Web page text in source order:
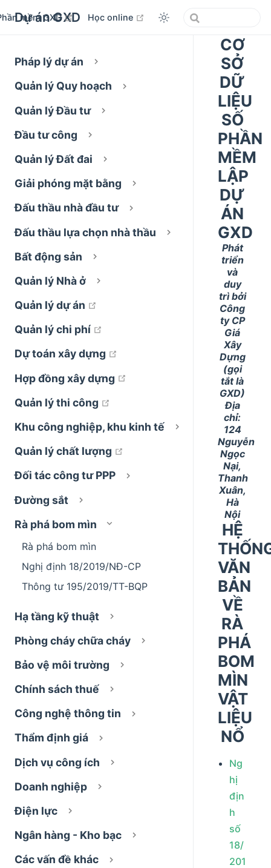
Dự án GXD
mềm GXD open in new window
Học online open in new window
Pháp lý dự án
Quản lý Quy hoạch
Quản lý Đầu tư
Đầu tư công
Quản lý Đất đai
Giải phóng mặt bằng
Đấu thầu nhà đầu tư
Đấu thầu lựa chọn nhà thầu
Bất động sản
Quản lý Nhà ở
Quản lý dự án
Quản lý chi phí
Dự toán xây dựng
open in new window
Hợp đồng xây dựng
open in new window
Quản lý thi công
Khu công nghiệp, khu kinh tế
Quản lý chất lượng
open in new window
Đối tác công tư PPP
Đường sắt
Rà phá bom mìn
Rà phá bom mìn
Nghị định 18/2019/NĐ-CP
Thông tư 195/2019/TT-BQP
Hạ tầng kỹ thuật
Phòng cháy chữa cháy
Bảo vệ môi trường
Chính sách thuế
Công nghệ thông tin
Thẩm định giá
Dịch vụ công ích
Doanh nghiệp
Điện lực
Ngân hàng - Kho bạc
Các vấn đề khác
CƠ
SỞ
DỮ
LIỆU
SỐ
PHẦN
MỀM
LẬP
DỰ
ÁN
GXD
Phát
triển
và
duy
trì bởi
Công
ty CP
Giá
Xây
Dựng
(gọi
tắt là
GXD)
Địa
chỉ:
124
Nguyễn
Ngọc
Nại,
Thanh
Xuân,
Hà
Nội
HỆ
VĂN
BẢN
VỀ
RÀ
PHÁ
BOM
MÌN
VẬT
LIỆU
NỔ
Ng
hị
địn
h
số
18/
201